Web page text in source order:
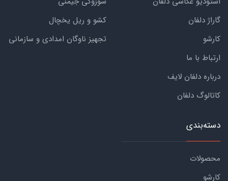
گاراژ دلفان
کارشو
ارتباط با ما
درباره دلفان لایف
کاتالوگ دلفان
کشو و ریل یخچال
تجهیز ناوگان امدادی و سازمانی
دسته‌بندی
محصولات
کارشو